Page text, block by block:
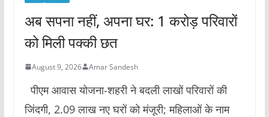
अब सपना नहीं, अपना घर: 1 करोड़ परिवारों
को मिली पक्की छत
August 9, 2026 Amar Sandesh
पीएम आवास योजना-शहरी ने बदली लाखों परिवारों की
जिंदगी, 2.09 लाख नए घरों को मंजूरी; महिलाओं के नाम